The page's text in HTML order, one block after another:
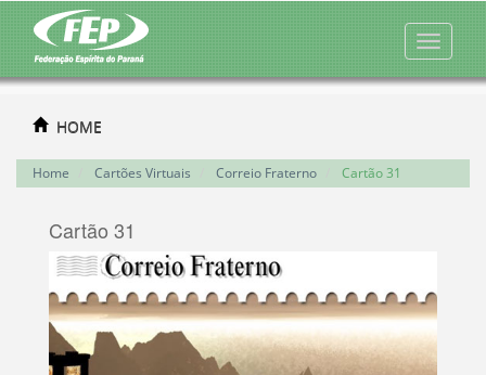
HOME
Home Cartões Virtuais Correio Fraterno Cartão 31
Cartão 31